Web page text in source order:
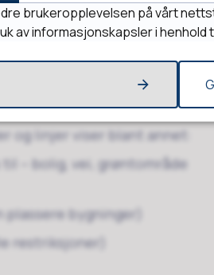
og linjer viser blant annet:
– bolig, vei, grøntområde
bygninger)
restriksjoner)
brukeropplevelsen på vårt
av informasjonskapsler i henhold